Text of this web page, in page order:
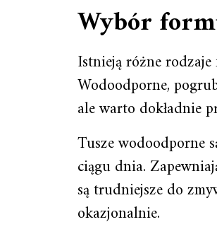
Wybór
Istnieją różne
Wodoodporne,
ale warto dokładnie
Tusze wodoodporne
ciągu dnia.
są trudniejsze do
okazjonalnie.